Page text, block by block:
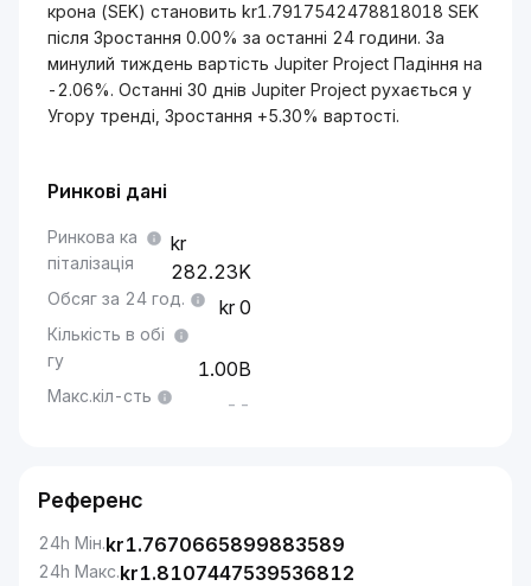
крона (SEK) становить kr1.7917542478818018 SEK
після Зростання 0.00% за останні 24 години. За
минулий тиждень вартість Jupiter Project Падіння на
-2.06%. Останні 30 днів Jupiter Project рухається у
Угору тренді, Зростання +5.30% вартості.
Ринкові дані
Ринкова ка
піталізація
282.23K
Обсяг за 24 год. 0
Кількість в обі
гу
1.00B
Макс.кіл-сть --
Референс
24h Мін.kr1.7670665899883589
24h Макс.kr1.8107447539536812